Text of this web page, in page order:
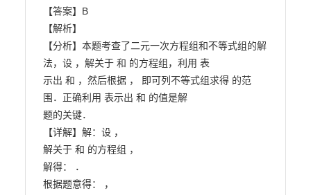
【答案】B
【解析】
【分析】本题考查了二元一次方程组和不等式组的解
法，设 ，解关于 和 的方程组，利用 表
示出 和 ，然后根据 ， 即可列不等式组求得 的范
围．正确利用 表示出 和 的值是解
题的关键．
【详解】解：设 ，
解关于 和 的方程组 ，
解得： ．
根据题意得： ，